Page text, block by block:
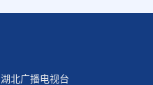
湖北广播电视台